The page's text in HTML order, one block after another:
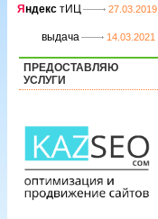
Я ндекс тИЦ 27.03.2019
выдача 14.03.2021
ПРЕДОСТАВЛЯЮ
УСЛУГИ